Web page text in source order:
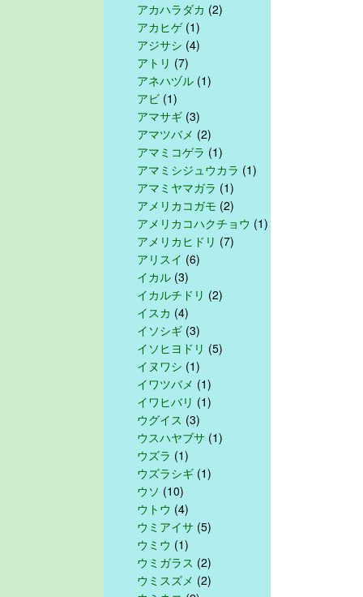
アカハラダカ (2)
アカヒゲ(1)
アジサシ (4)
アトリ (7)
アネハヅル (1)
アビ (1)
アマサギ (3)
アマツバメ (2)
アマミコゲラ (1)
アマミシジュウカラ (1)
アマミヤマガラ (1)
アメリカコガモ (2)
アメリカコハクチョウ (1)
アメリカヒドリ (7)
アリスイ (6)
イカル (3)
イカルチドリ (2)
イスカ (4)
イソシギ (3)
イソヒヨドリ (5)
イヌワシ (1)
イワツバメ (1)
イワヒバリ (1)
ウグイス (3)
ウスハヤブサ (1)
ウズラ (1)
ウズラシギ (1)
ウソ (10)
ウトウ (4)
ウミアイサ (5)
ウミウ (1)
ウミガラス (2)
ウミスズメ (2)